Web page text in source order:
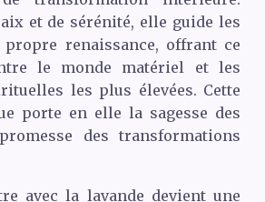
et de sérénité, elle guide les
renaissance, offrant ce
le monde matériel et les
les plus élevées. Cette
porte en elle la sagesse des
des transformations
avec la lavande devient une